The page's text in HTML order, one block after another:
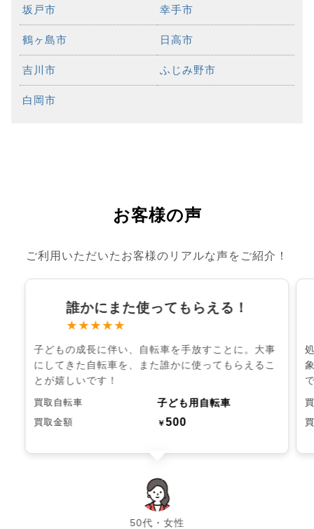
坂戸市 幸手市
鶴ヶ島市 日高市
吉川市 ふじみ野市
白岡市
お客様の声
ご利用いただいたお客様のリアルな声をご紹介！
誰かにまた使ってもらえる！
★★★★★
子どもの成長に伴い、自転車を手放すことに。大事
にしてきた自転車を、また誰かに使ってもらえるこ
とが嬉しいです！
買取自転車 子ども用自転車
買取金額 ￥500
50代・女性
chevron_left chevron_right